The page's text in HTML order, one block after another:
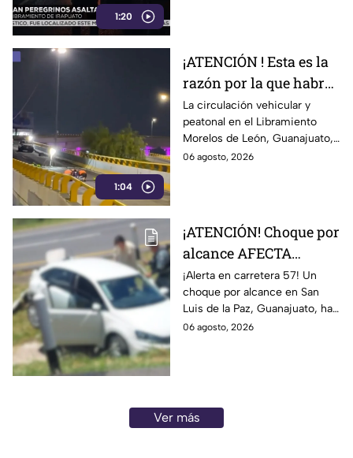
1:20
1:04
¡ATENCIÓN ! Esta es la
razón por la que habrá
CIERRES en
Libramiento Morelos
de León durante al
menos 15 días
La circulación vehicular y
peatonal en el Libramiento
Morelos de León, Guanajuato,
presenta afectaciones por
06 agosto, 2026
¡ATENCIÓN! Choque por
alcance AFECTA
TRÁFICO carretera 57,
en Guanajuato; auto
sale PROY3CTADO
fuera de la pista
¡Alerta en carretera 57! Un
choque por alcance en San
Luis de la Paz, Guanajuato, ha
dejado severos daños
06 agosto, 2026
Ver más